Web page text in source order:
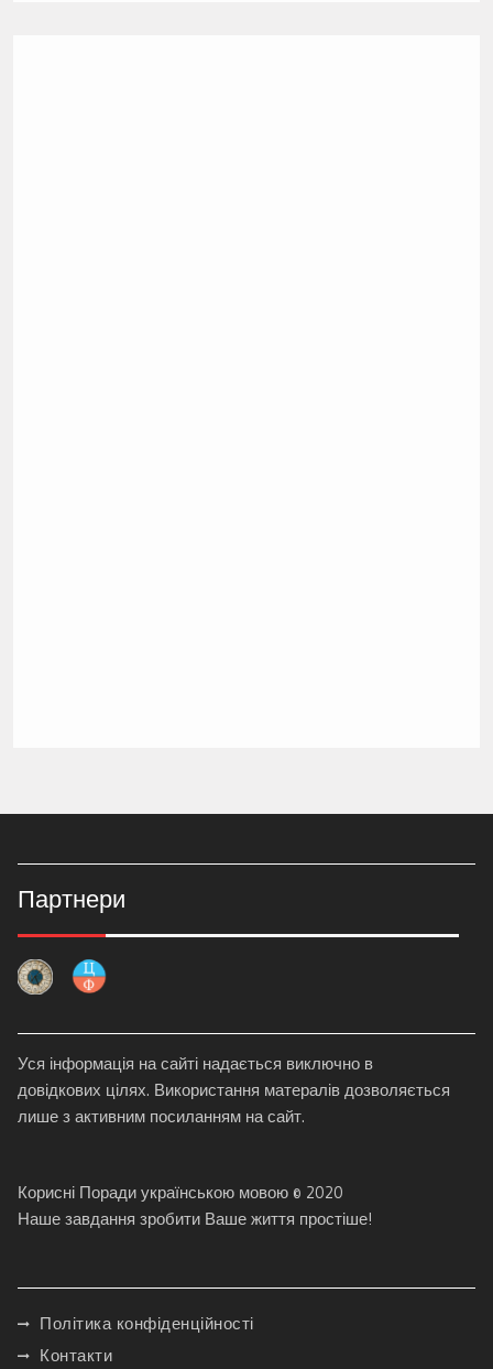
Партнери
Уся інформація на сайті надається виключно в
довідкових цілях. Використання матералів дозволяється
лише з активним посиланням на сайт.
Корисні Поради українською мовою © 2020
Наше завдання зробити Ваше життя простіше!
Політика конфіденційності
Контакти